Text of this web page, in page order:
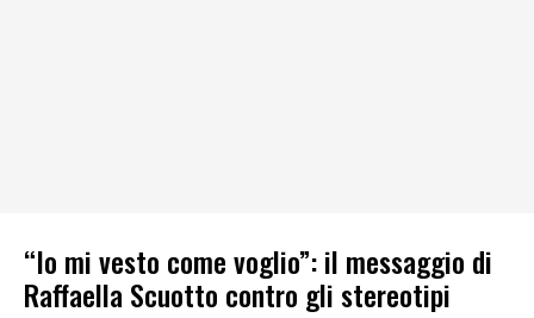
“Io mi vesto come voglio”: il messaggio di
Raffaella Scuotto contro gli stereotipi